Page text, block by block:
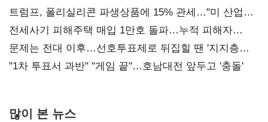
트럼프, 폴리실리콘 파생상품에 15% 관세…"미 산업
재건"
전세사기 피해주택 매입 1만호 돌파…누적 피해자
4만278명
문제는 전대 이후…선호투표제로 뒤집힐 땐 '지지층
불복'
"1차 투표서 과반" "게임 끝"…호남대전 앞두고 '충돌'
많이 본 뉴스